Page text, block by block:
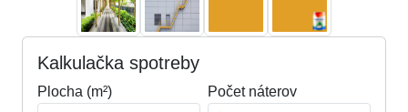
Kalkulačka spotreby
Plocha (m²) Počet náterov